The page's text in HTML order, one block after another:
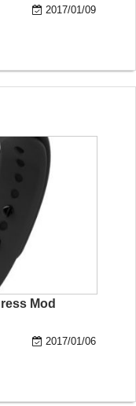
2017/01/09
Mod
2017/01/06